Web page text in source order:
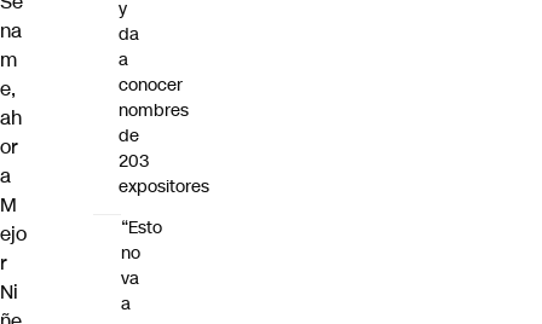
na
m
e,
ah
or
a
M
ejo
r
Ni
y
da
a
conocer
nombres
de
203
expositores
“Esto
no
va
a